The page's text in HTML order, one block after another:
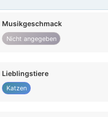
Musikgeschmack
Nicht angegeben
Lieblingstiere
Katzen